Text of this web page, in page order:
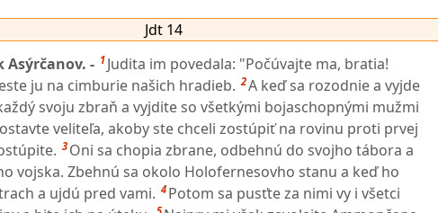
Jdt 14
- 1 Judita im povedala: "Počúvajte ma, bratia!
ju na cimburie našich hradieb. 2A keď sa rozodnie a vyjde
svoju zbraň a vyjdite so všetkými bojaschopnými mužmi
veliteľa, akoby ste chceli zostúpiť na rovinu proti prvej
3 Oni sa chopia zbrane, odbehnú do svojho tábora a
vojska. Zbehnú sa okolo Holofernesovho stanu a keď ho
a ujdú pred vami. 4 Potom sa pusťte za nimi vy i všetci